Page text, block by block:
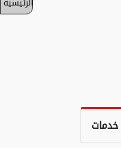
خدمات